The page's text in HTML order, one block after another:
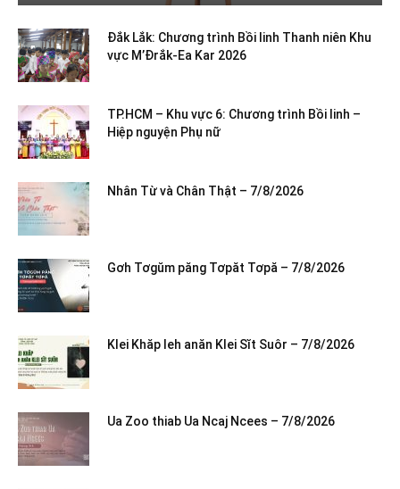
Đắk Lắk: Chương trình Bồi linh Thanh niên Khu
vực M’Đrắk-Ea Kar 2026
TP.HCM – Khu vực 6: Chương trình Bồi linh –
Hiệp nguyện Phụ nữ
Nhân Từ và Chân Thật – 7/8/2026
Gơh Tơgŭm păng Tơpăt Tơpă – 7/8/2026
Klei Khăp leh anăn Klei Sĭt Suôr – 7/8/2026
Ua Zoo thiab Ua Ncaj Ncees – 7/8/2026